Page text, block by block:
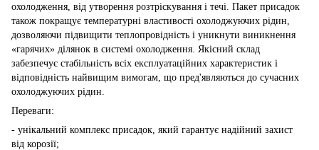
охолодження, від утворення розтріскування і течі. Пакет присадок
також покращує температурні властивості охолоджуючих рідин,
дозволяючи підвищити теплопровідність і уникнути виникнення
«гарячих» ділянок в системі охолодження. Якісний склад
забезпечує стабільність всіх експлуатаційних характеристик і
відповідність найвищим вимогам, що пред'являються до сучасних
охолоджуючих рідин.
Переваги:
- унікальний комплекс присадок, який гарантує надійний захист
від корозії;